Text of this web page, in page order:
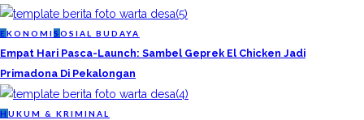
EKONOMI S OSIAL BUDAYA
Empat Hari Pasca-Launch: Sambel Geprek El Chicken Jadi
Primadona Di Pekalongan
H UKUM & KRIMINAL